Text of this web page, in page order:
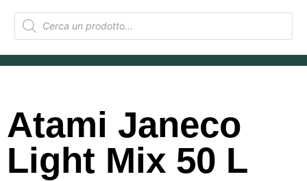
Atami Janeco
Light Mix 50 L